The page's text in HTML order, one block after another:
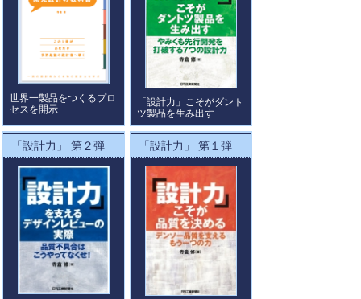
世界一製品をつくるプロ
セスを開示
「設計力」こそがダント
ツ製品を生み出す
「設計力」 第２弾 「設計力」 第１弾